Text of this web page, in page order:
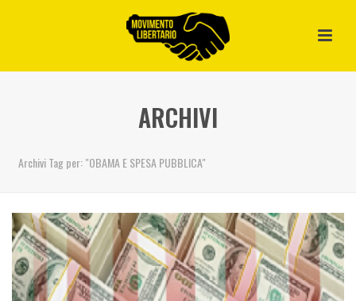
ARCHIVI
Archivi Tag per: "OBAMA E SPESA PUBBLICA"